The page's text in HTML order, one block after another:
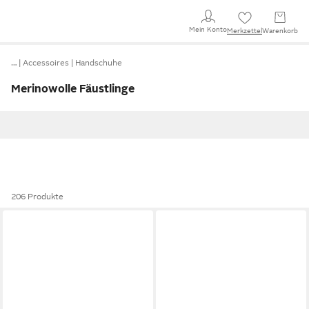
Mein KontoMerkzettel Warenkorb
… Accessoires Handschuhe
Merinowolle Fäustlinge
206 Produkte